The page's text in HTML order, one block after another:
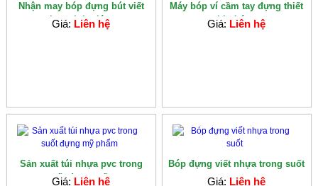
Nhận may bóp đựng bút viết
học sinh giá...
Giá: Liên hệ
Máy bóp ví cầm tay đựng thiết
bị phát...
Giá: Liên hệ
Sản xuất túi nhựa pvc trong
suốt đựng mỹ...
Giá: Liên hệ
Bóp đựng viết nhựa trong suốt
Giá: Liên hệ